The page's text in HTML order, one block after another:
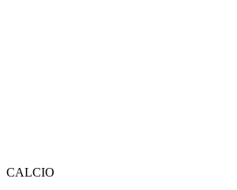
CALCIO